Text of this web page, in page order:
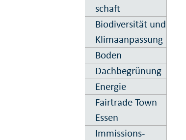
schaft
Biodiversität und
Klima­anpassung
Boden
Dach­begrün­ung
Energie
Fairtrade Town
Essen
Immissions­